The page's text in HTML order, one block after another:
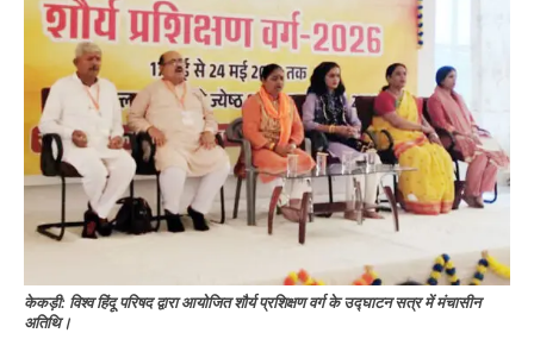
केकड़ी: विश्व हिंदू परिषद द्वारा आयोजित शौर्य प्रशिक्षण वर्ग के उद्घाटन सत्र में मंचासीन
अतिथि।